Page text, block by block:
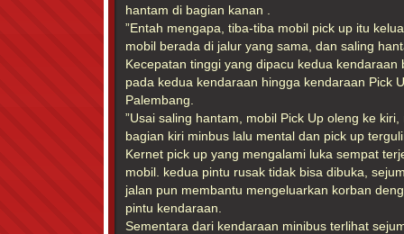
hantam di bagian kanan .
”Entah mengapa, tiba-tiba mobil pick up itu
mobil berada di jalur yang sama, dan saling
Kecepatan tinggi yang dipacu kedua
pada kedua kendaraan hingga kendaraan Pick
Palembang.
”Usai saling hantam, mobil Pick Up oleng ke
bagian kiri minbus lalu mental dan pick up
Kernet pick up yang mengalami luka sempat
mobil. kedua pintu rusak tidak bisa dibuka,
jalan pun membantu mengeluarkan korban
pintu kendaraan.
Sementara dari kendaraan minibus terlihat